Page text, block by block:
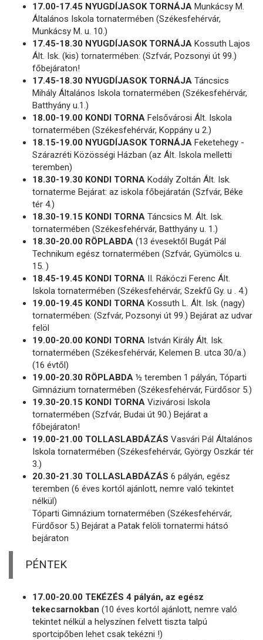
17.00-17.45 NYUGDÍJASOK TORNÁJA Munkácsy M.
Általános Iskola tornatermében (Székesfehérvár,
Munkácsy M. u. 10.)
17.45-18.30 NYUGDÍJASOK TORNÁJA Kossuth Lajos
Ált. Isk. (kis) tornatermében: (Szfvár, Pozsonyi út 99.)
főbejáraton!
17.45-18.30 NYUGDÍJASOK TORNÁJA Táncsics
Mihály Általános Iskola tornatermében (Székesfehérvár,
Batthyány u.1.)
18.00-19.00 KONDI TORNA Felsővárosi Ált. Iskola
tornatermében (Székesfehérvár, Koppány u 2.)
18.15-19.00 NYUGDÍJASOK TORNÁJA Feketehegy -
Szárazréti Közösségi Házban (az Ált. Iskola melletti
teremben)
18.30-19.30 KONDI TORNA Kodály Zoltán Ált. Isk.
tornaterme Bejárat: az iskola főbejáratán (Szfvár, Béke
tér 4.)
18.30-19.15 KONDI TORNA Táncsics M. Ált. Isk.
tornatermében (Székesfehérvár, Batthyány u. 1.)
18.30-20.00 RÖPLABDA (13 évesektől Bugát Pál
Technikum egész tornatermében (Szfvár, Gyümölcs u.
15. )
18.45-19.45 KONDI TORNA II. Rákóczi Ferenc Ált.
Iskola tornatermében (Székesfehérvár, Szekfű Gy. u . 4.)
19.00-19.45 KONDI TORNA Kossuth L. Ált. Isk. (nagy)
tornatermében: (Szfvár, Pozsonyi út 99.) Bejárat az udvar
felöl
19.00-20.00 KONDI TORNA István Király Ált. Isk.
tornatermében (Székesfehérvár, Kelemen B. utca 30/a.)
(16 évtől)
19.00-20.30 RÖPLABDA ½ teremben 1 pályán, Tóparti
Gimnázium tornatermében (Székesfehérvár, Fürdősor 5.)
19.30-20.15 KONDI TORNA Vizivárosi Iskola
tornatermében (Szfvár, Budai út 90.) Bejárat a
főbejáraton!
19.00-21.00 TOLLASLABDÁZÁS Vasvári Pál Általános
Iskola tornatermében (Székesfehérvár, György Oszkár tér
3.)
20.30-21.30 TOLLASLABDÁZÁS 6 pályán, egész
teremben (6 éves kortól ajánlott, nemre való tekintet
nélkül)
Tóparti Gimnázium tornatermében (Székesfehérvár,
Fürdősor 5.) Bejárat a Patak felöli tornatermi hátsó
bejáraton
PÉNTEK
17.00-20.00 TEKÉZÉS 4 pályán, az egész
tekecsarnokban (10 éves kortól ajánlott, nemre való
tekintet nélkül a helyszínen felvett tiszta talpú
sportcipőben lehet csak tekézni !)